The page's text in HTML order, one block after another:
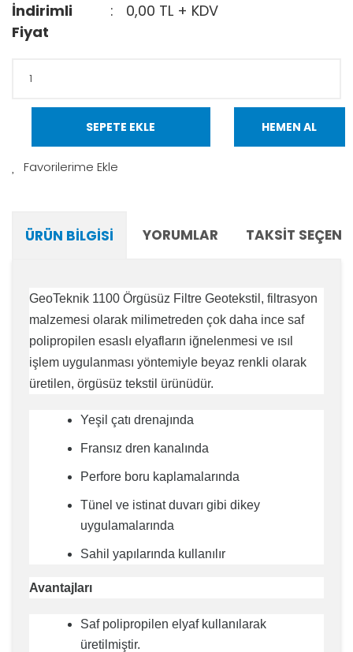
İndirimli
Fiyat
0,00 TL + KDV
SEPETE EKLE HEMEN AL
ÜRÜN BILGISI YORUMLAR TAKSIT
GeoTeknik 1100 Örgüsüz Filtre Geotekstil, filtrasyon
malzemesi olarak milimetreden çok daha ince saf
polipropilen esaslı elyafların iğnelenmesi ve ısıl
işlem uygulanması yöntemiyle beyaz renkli olarak
üretilen, örgüsüz tekstil ürünüdür.
Yeşil çatı drenajında
Fransız dren kanalında
Perfore boru kaplamalarında
Tünel ve istinat duvarı gibi dikey
uygulamalarında
Sahil yapılarında kullanılır
Avantajları
Saf polipropilen elyaf kullanılarak
üretilmiştir.